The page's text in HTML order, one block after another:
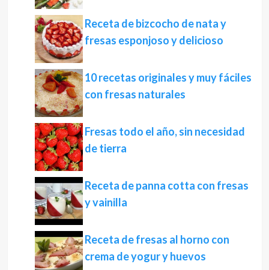
Receta de bizcocho de nata y
fresas esponjoso y delicioso
10 recetas originales y muy fáciles
con fresas naturales
Fresas todo el año, sin necesidad
de tierra
Receta de panna cotta con fresas
y vainilla
Receta de fresas al horno con
crema de yogur y huevos